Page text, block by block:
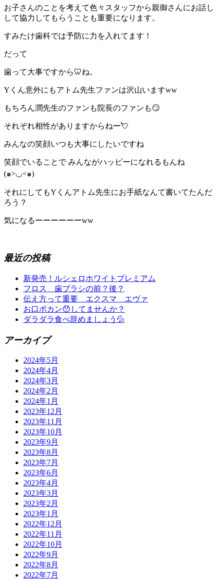
お子さんのことを考えて色々スタッフから親御さんにお話し
して協力してもらうことも重要になります。
すみたけ歯科では予防に力を入れてます！
だって
歯って大事ですから🦷ね。
Yくん意外にもアトム先生ファンは沢山いますww
もちろん潤先生のファンも院長のファンも😏
それぞれ相性がありますからねー💘
みんなの笑顔いつも大事にしたいですね
笑顔でいることで みんながハッピーになれるもんね
(๑>◡<๑)
それにしてもYくんアトム先生にお手紙なんて書いてたんだ
ろう？
気になるーーーーーーww
最近の投稿
新発売！ルシェロホワイトプレミアム
フロス 歯ブラシの前？後？
伝え方って重要 エクスマ エヴァ
お口ポカン😯してませんか？
ダラダラ食べ辞めましょう💦
アーカイブ
2024年5月
2024年4月
2024年3月
2024年2月
2024年1月
2023年12月
2023年11月
2023年10月
2023年9月
2023年8月
2023年7月
2023年6月
2023年4月
2023年3月
2023年2月
2023年1月
2022年12月
2022年11月
2022年10月
2022年9月
2022年8月
2022年7月